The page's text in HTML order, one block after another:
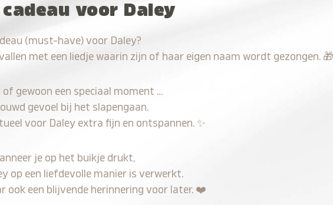
voor Daley
(must-have) voor Daley?
met een liedje waarin zijn of haar eigen naam wordt gezongen.
gewoon een speciaal moment …
gevoel bij het slapengaan.
voor Daley extra fijn en ontspannen. ✨
je op het buikje drukt,
op een liefdevolle manier is verwerkt.
ook een blijvende herinnering voor later. ❤️